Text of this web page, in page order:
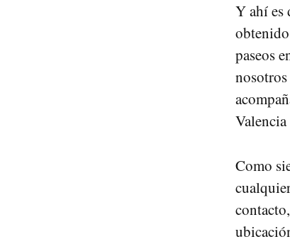
Y ahí es
paseos
Como